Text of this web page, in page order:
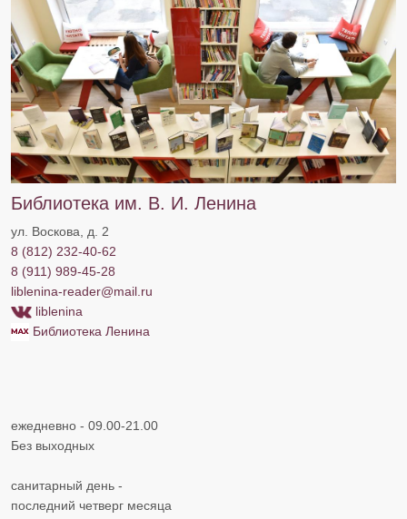
Библиотека им. В. И. Ленина
ул. Воскова, д. 2
8 (812) 232-40-62
8 (911) 989-45-28
liblenina-reader@mail. ru
liblenina
Библиотека Ленина
ежедневно - 09.00-21.00
Без выходных
санитарный день -
последний четверг месяца